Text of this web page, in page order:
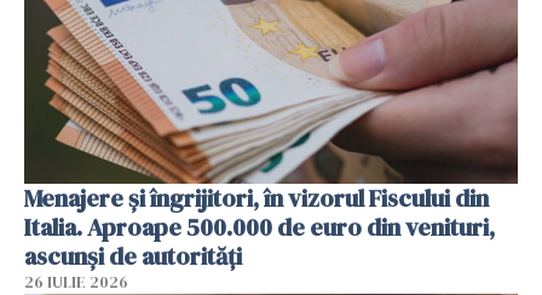
Menajere și îngrijitori, în vizorul Fiscului din
Italia. Aproape 500.000 de euro din venituri,
ascunși de autorități
26 IULIE 2026